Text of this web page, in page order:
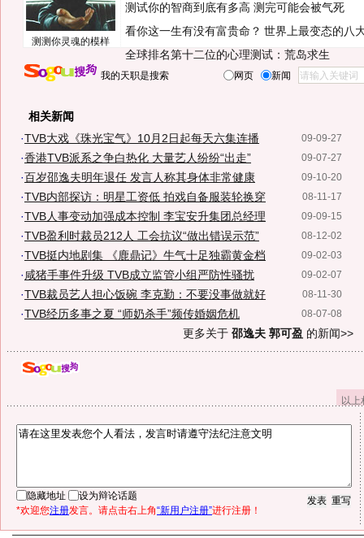
测测你灵魂的模样
测试你的智商到底有多高 测完可能会被气死
看你这一生有没有富贵命？ 世界上最变态的八
全球排名第十二位的心理测试：荒岛求生
我的天职是搜索 网页 新闻
相关新闻
09-09-27
·TVB大戏《珠光宝气》10月2日起每天六集连播
09-07-27
·香港TVB派系之争白热化 大量艺人纷纷“出走”
09-10-20
·百岁邵逸夫明年退任 发言人称其身体非常健康
08-11-17
·TVB内部探访：明星工资低 拍戏自备服装轮换穿
09-09-15
·TVB人事变动加强成本控制 李宝安升集团总经理
08-12-02
·TVB盈利时裁员212人 工会抗议“做出错误示范”
09-02-03
·TVB挺内地剧集 《鹿鼎记》牛气十足独霸黄金档
09-02-07
· 咸猪手事件升级 TVB成立监管小组严防性骚扰
08-11-30
·TVB裁员艺人担心饭碗 李克勤：不要没事做就好
08-07-08
·TVB经历多事之夏 “师奶杀手”频传婚姻危机
更多关于 邵逸夫 郭可盈 的新闻>>
以
隐藏地址
设为辩论话题
*欢迎您注册发言。请点击右上角“新用户注册”进行注册！